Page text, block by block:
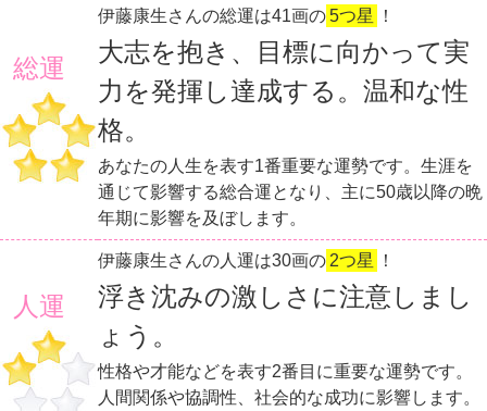
総運
伊藤康生さんの総運は41画の5つ星 ！
大志を抱き、目標に向かって実
力を発揮し達成する。温和な性
格。
あなたの人生を表す1番重要な運勢です。生涯を
通じて影響する総合運となり、主に50歳以降の晩
年期に影響を及ぼします。
人運
伊藤康生さんの人運は30画の 2つ星 ！
浮き沈みの激しさに注意しまし
ょう。
性格や才能などを表す2番目に重要な運勢です。
人間関係や協調性、社会的な成功に影響します。